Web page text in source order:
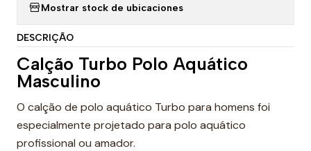
Mostrar stock de ubicaciones
DESCRIÇÃO
Calção Turbo Polo Aquático
Masculino
O calção de polo aquático Turbo para homens foi
especialmente projetado para polo aquático
profissional ou amador.